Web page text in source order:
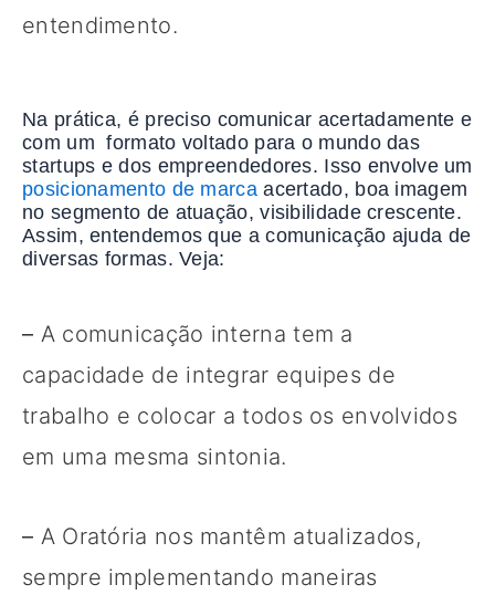
entendimento.
Na prática, é preciso comunicar acertadamente e
com um formato voltado para o mundo das
startups e dos empreendedores. Isso envolve um
posicionamento de marcaacertado, boa imagem
no segmento de atuação, visibilidade crescente.
Assim, entendemos que a comunicação ajuda de
diversas formas. Veja:
– A comunicação interna tem a
capacidade de integrar equipes de
trabalho e colocar a todos os envolvidos
em uma mesma sintonia.
– A Oratória nos mantêm atualizados,
sempre implementando maneiras